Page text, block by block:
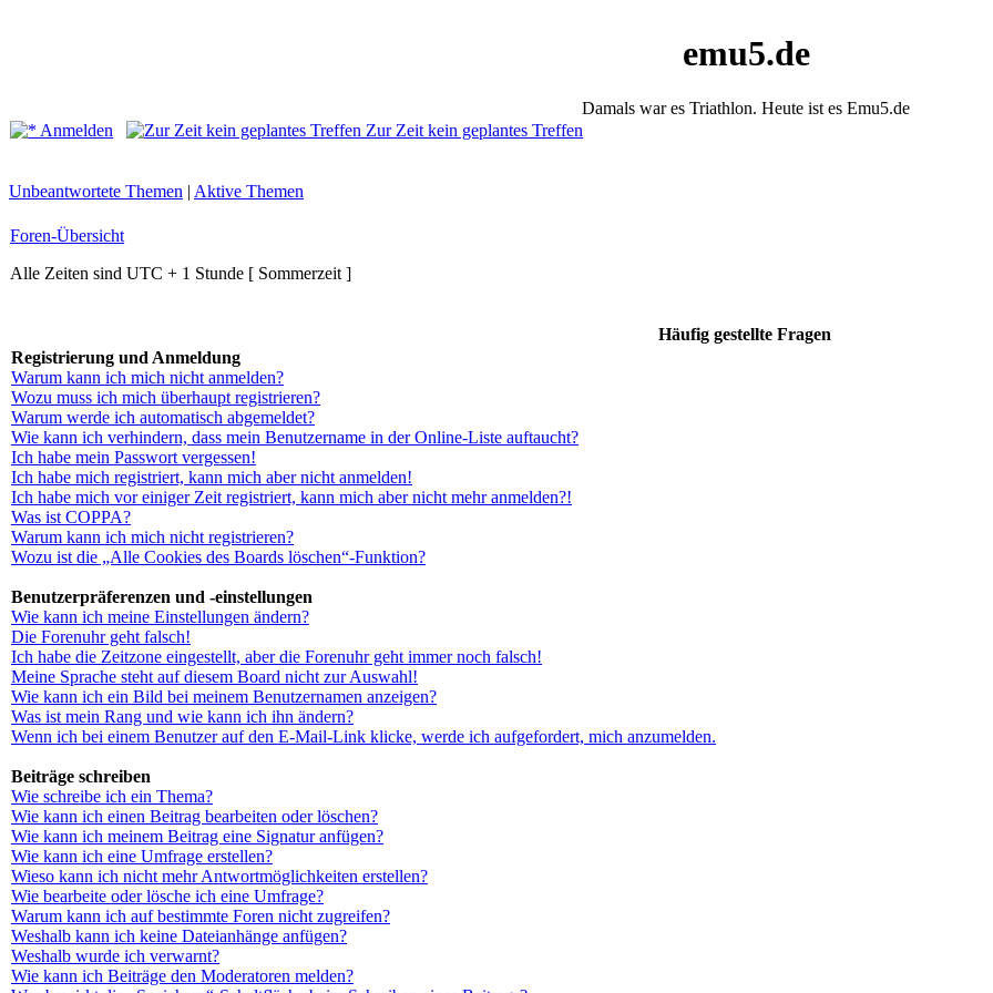
emu5.de
Damals war es Triathlon. Heute ist es Emu5.de
Anmelden
Zur Zeit kein geplantes Treffen
Unbeantwortete Themen | Aktive Themen
Foren-Übersicht
Alle Zeiten sind UTC + 1 Stunde [ Sommerzeit ]
Häufig gestellte Fragen
Registrierung und Anmeldung
Warum kann ich mich nicht anmelden?
Wozu muss ich mich überhaupt registrieren?
Warum werde ich automatisch abgemeldet?
Wie kann ich verhindern, dass mein Benutzername in der Online-Liste auftaucht?
Ich habe mein Passwort vergessen!
Ich habe mich registriert, kann mich aber nicht anmelden!
Ich habe mich vor einiger Zeit registriert, kann mich aber nicht mehr anmelden?!
Was ist COPPA?
Warum kann ich mich nicht registrieren?
Wozu ist die „Alle Cookies des Boards löschen“-Funktion?
Benutzerpräferenzen und -einstellungen
Wie kann ich meine Einstellungen ändern?
Die Forenuhr geht falsch!
Ich habe die Zeitzone eingestellt, aber die Forenuhr geht immer noch falsch!
Meine Sprache steht auf diesem Board nicht zur Auswahl!
Wie kann ich ein Bild bei meinem Benutzernamen anzeigen?
Was ist mein Rang und wie kann ich ihn ändern?
Wenn ich bei einem Benutzer auf den E-Mail-Link klicke, werde ich aufgefordert, mich anzumelden.
Beiträge schreiben
Wie schreibe ich ein Thema?
Wie kann ich einen Beitrag bearbeiten oder löschen?
Wie kann ich meinem Beitrag eine Signatur anfügen?
Wie kann ich eine Umfrage erstellen?
Wieso kann ich nicht mehr Antwortmöglichkeiten erstellen?
Wie bearbeite oder lösche ich eine Umfrage?
Warum kann ich auf bestimmte Foren nicht zugreifen?
Weshalb kann ich keine Dateianhänge anfügen?
Weshalb wurde ich verwarnt?
Wie kann ich Beiträge den Moderatoren melden?